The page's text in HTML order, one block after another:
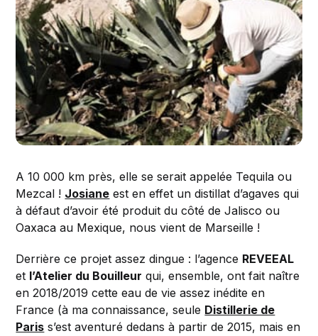
A 10 000 km près, elle se serait appelée Tequila ou
Mezcal ! Josiane est en effet un distillat d’agaves qui
à défaut d’avoir été produit du côté de Jalisco ou
Oaxaca au Mexique, nous vient de Marseille !
Derrière ce projet assez dingue : l’agence REVEEAL
et l’Atelier du Bouilleur qui, ensemble, ont fait naître
en 2018/2019 cette eau de vie assez inédite en
France (à ma connaissance, seule Distillerie de
Paris s’est aventuré dedans à partir de 2015, mais en